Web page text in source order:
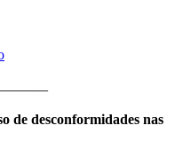
de desconformidades nas